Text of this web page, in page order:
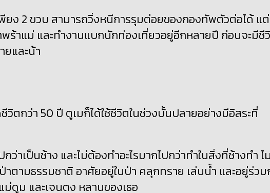
ง 2 ขวบ สามารถวิ่งหนีการรุมต่อยของกองทัพตัวต่อได้ แต่
ร้าแม่ และทำงานแบกนักท่องเที่ยวอยู่อีกหลายปี ก่อนจะมีชี
ยและน้า
ตกว่า 50 ปี ตูเมก็ได้ใช้ชีวิตในช่วงบั้นปลายอย่างมีอิสระที่
ว่าเป็นช้าง และไม่ต้องทำอะไรมากไปกว่าทำในสิ่งที่ช้างทำ ไ
าตามธรรมชาติ อาศัยอยู่ในป่า คลุกทราย เล่นน้ำ และอยู่ร่ว
ดูม และเจนตง หลานของเธอ